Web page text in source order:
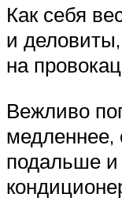
Как себя
и
на
Вежливо
медленнее,
подальше